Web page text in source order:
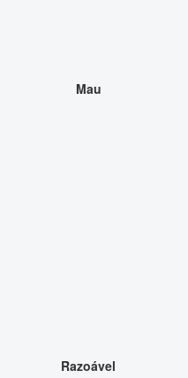
Mau
Razoável